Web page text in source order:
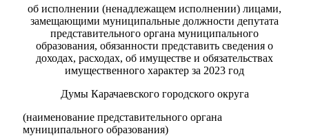
об исполнении (ненадлежащем исполнении) лицами,
замещающими муниципальные должности депутата
представительного органа муниципального
образования, обязанности представить сведения о
доходах, расходах, об имуществе и обязательствах
имущественного характер за 2023 год
Думы Карачаевского городского округа
(наименование представительного органа
муниципального образования)